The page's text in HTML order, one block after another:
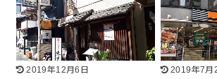
2019年12月6日
2019年7月